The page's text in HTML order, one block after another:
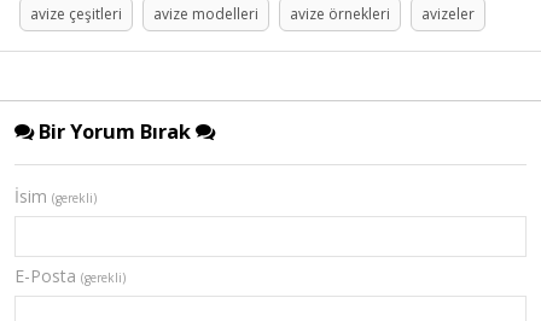
avize çeşitleri avize modelleri avize örnekleri avizeler
Bir Yorum Bırak
İsim (gerekli)
E-Posta (gerekli)